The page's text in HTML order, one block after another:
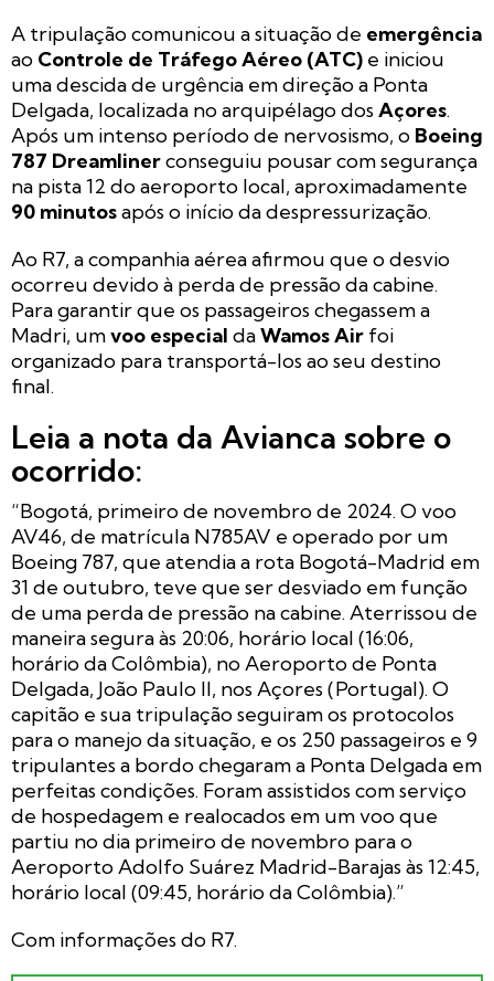
A tripulação comunicou a situação de emergência
ao Controle de Tráfego Aéreo (ATC) e iniciou
uma descida de urgência em direção a Ponta
Delgada, localizada no arquipélago dosAçores.
Após um intenso período de nervosismo, o Boeing
787 Dreamlinerconseguiu pousar com segurança
na pista 12 do aeroporto local, aproximadamente
90 minutosapós o início da despressurização.
Ao R7, a companhia aérea afirmou que o desvio
ocorreu devido à perda de pressão da cabine.
Para garantir que os passageiros chegassem a
Madri, umvoo especial daWamos Air foi
organizado para transportá-los ao seu destino
final.
Leia a nota da Avianca sobre o
ocorrido:
“Bogotá, primeiro de novembro de 2024. O voo
AV46, de matrícula N785AV e operado por um
Boeing 787, que atendia a rota Bogotá-Madrid em
31 de outubro, teve que ser desviado em função
de uma perda de pressão na cabine. Aterrissou de
maneira segura às 20:06, horário local (16:06,
horário da Colômbia), no Aeroporto de Ponta
Delgada, João Paulo II, nos Açores (Portugal). O
capitão e sua tripulação seguiram os protocolos
para o manejo da situação, e os 250 passageiros e 9
tripulantes a bordo chegaram a Ponta Delgada em
perfeitas condições. Foram assistidos com serviço
de hospedagem e realocados em um voo que
partiu no dia primeiro de novembro para o
Aeroporto Adolfo Suárez Madrid-Barajas às 12:45,
horário local (09:45, horário da Colômbia).”
Com informações do R7.